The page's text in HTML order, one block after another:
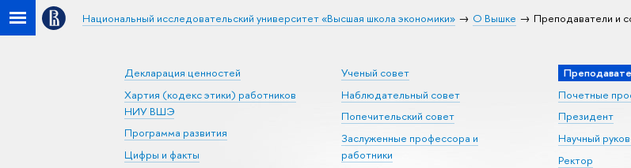
Национальный исследовательский университет «Высшая школа экономики» О Вышке Преподаватели и
Декларация ценностей
Хартия (кодекс этики) работников
НИУ ВШЭ
Программа развития
Цифры и факты
Ученый совет
Наблюдательный совет
Попечительский совет
Заслуженные профессора и
работники
Почетные
Президент
Научный
Ректор